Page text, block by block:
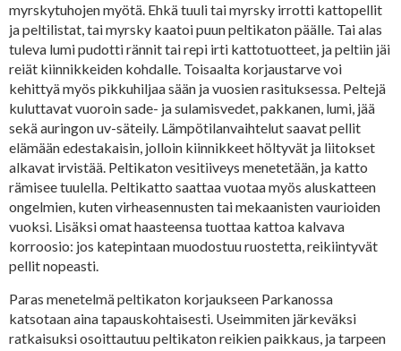
myrskytuhojen myötä. Ehkä tuuli tai myrsky irrotti kattopellit
ja peltilistat, tai myrsky kaatoi puun peltikaton päälle. Tai alas
tuleva lumi pudotti rännit tai repi irti kattotuotteet, ja peltiin jäi
reiät kiinnikkeiden kohdalle. Toisaalta korjaustarve voi
kehittyä myös pikkuhiljaa sään ja vuosien rasituksessa. Peltejä
kuluttavat vuoroin sade- ja sulamisvedet, pakkanen, lumi, jää
sekä auringon uv-säteily. Lämpötilanvaihtelut saavat pellit
elämään edestakaisin, jolloin kiinnikkeet höltyvät ja liitokset
alkavat irvistää. Peltikaton vesitiiveys menetetään, ja katto
rämisee tuulella. Peltikatto saattaa vuotaa myös aluskatteen
ongelmien, kuten virheasennusten tai mekaanisten vaurioiden
vuoksi. Lisäksi omat haasteensa tuottaa kattoa kalvava
korroosio: jos katepintaan muodostuu ruostetta, reikiintyvät
pellit nopeasti.
Paras menetelmä peltikaton korjaukseen Parkanossa
katsotaan aina tapauskohtaisesti. Useimmiten järkeväksi
ratkaisuksi osoittautuu peltikaton reikien paikkaus, ja tarpeen